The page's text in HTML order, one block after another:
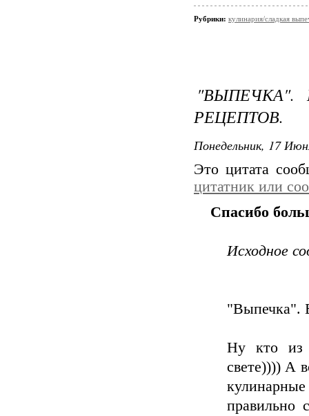
Рубрики: кулинария/сладкая
"ВЫПЕЧКА".
РЕЦЕПТОВ.
Понедельник, 17
Это цитата
цитатник или
Спасибо
Исходное
"Выпечка".
Ну кто из
свете)))) А
правильно